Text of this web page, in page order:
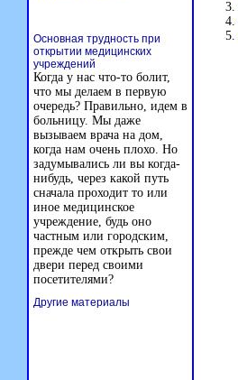
Основная трудность при
открытии медицинских
учреждений
Когда у нас что-то болит,
что мы делаем в первую
очередь? Правильно, идем в
больницу. Мы даже
вызываем врача на дом,
когда нам очень плохо. Но
задумывались ли вы когда-
нибудь, через какой путь
сначала проходит то или
иное медицинское
учреждение, будь оно
частным или городским,
прежде чем открыть свои
двери перед своими
посетителями?
Другие материалы